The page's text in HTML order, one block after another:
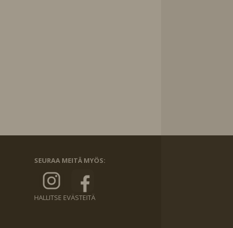
SEURAA MEITÄ MYÖS:
HALLITSE EVÄSTEITÄ